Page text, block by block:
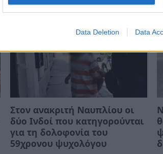
Data Deletion Data
Στον ανακριτή Ναυπλίου οι
δύο Ινδοί που κατηγορούνται
για τη δολοφονία του
59χρονου ψυχολόγου